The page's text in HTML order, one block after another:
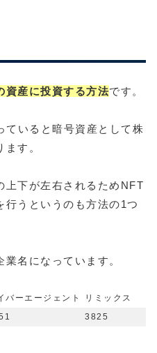
資産に投資する方法です。
ていると暗号資産として株
す。
上下が左右されるためNFT
行うというのも方法の1つ
名になっています。
バーエージェント
リミックス
3825